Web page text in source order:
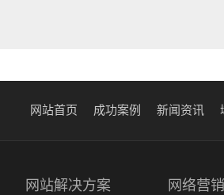
网站首页 成功案例 新闻资讯
网站解决方案 网络营销